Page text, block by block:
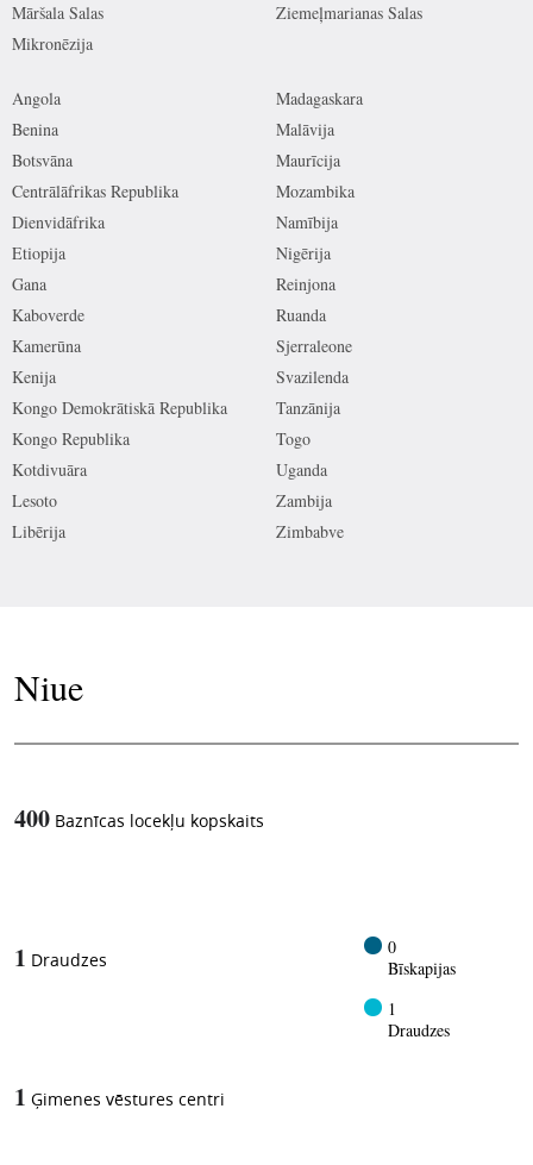
Māršala Salas
Mikronēzija
Ziemeļmarianas Salas
Angola
Benina
Botsvāna
Centrālāfrikas Republika
Dienvidāfrika
Etiopija
Gana
Kaboverde
Kamerūna
Kenija
Kongo Demokrātiskā Republika
Kongo Republika
Kotdivuāra
Lesoto
Libērija
Madagaskara
Malāvija
Maurīcija
Mozambika
Namībija
Nigērija
Reinjona
Ruanda
Sjerraleone
Svazilenda
Tanzānija
Togo
Uganda
Zambija
Zimbabve
Niue
400 Baznīcas locekļu kopskaits
1 Draudzes
0
Bīskapijas
1
Draudzes
1 Ģimenes vēstures centri